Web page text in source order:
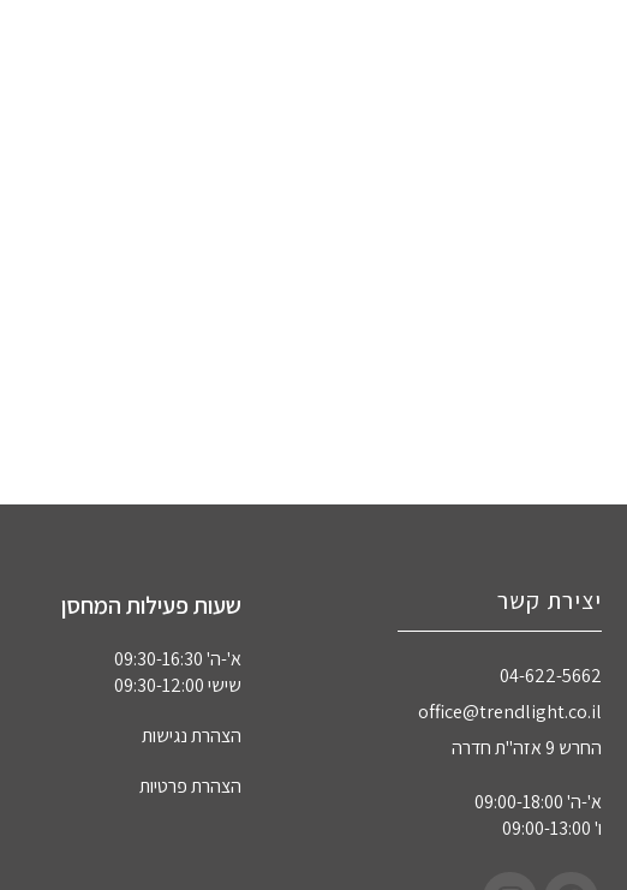
יצירת קשר
04-622-5662‏
office@trendlight.co.il
החרש 9 אזה"ת חדרה
א'-ה' 09:00-18:00
ו' 09:00-13:00
שעות פעילות המחסן
א'-ה' 09:30-16:30
שישי 09:30-12:00
הצהרת נגישות
הצהרת פרטיות